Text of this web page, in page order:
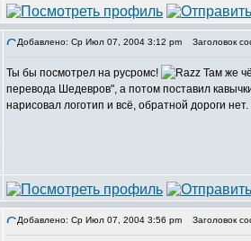
Добавлено: Ср Июл 07, 2004 3:12 pm Заголовок
Ты бы посмотрел на русромс!
Там же
перевода Шедевров", а потом поставил
нарисовал логотип и всё, обратной дороги нет.
Добавлено: Ср Июл 07, 2004 3:56 pm Заголовок